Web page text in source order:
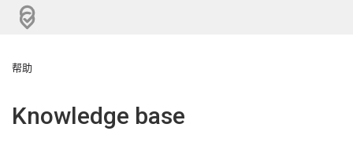
帮助
Knowledge base